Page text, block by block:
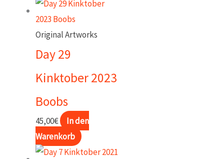
Original Artworks
Day 29
Kinktober 2023
Boobs
45,00€
In den
Warenkorb